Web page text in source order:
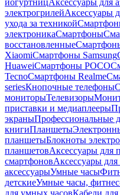
йогуртницАксессуары для
электрогрилейАксессуары
ухода за техникой
электроникаСмартфоны
восстановленные
XiaomiСмартфоны Samsung
HuaweiСмартфоны POCO
TecnoСмартфоны Realme
seriesКнопочные телефоны
мониторыТелевизоры
приставки и медиаплееры
экраныПрофессиональные
книгиПланшеты
планшетыБлокноты
планшетовАксессуары для
смартфоновАксессуары
аксессуарыУмные часы
детскиеУмные часы,
для умных часовКабели